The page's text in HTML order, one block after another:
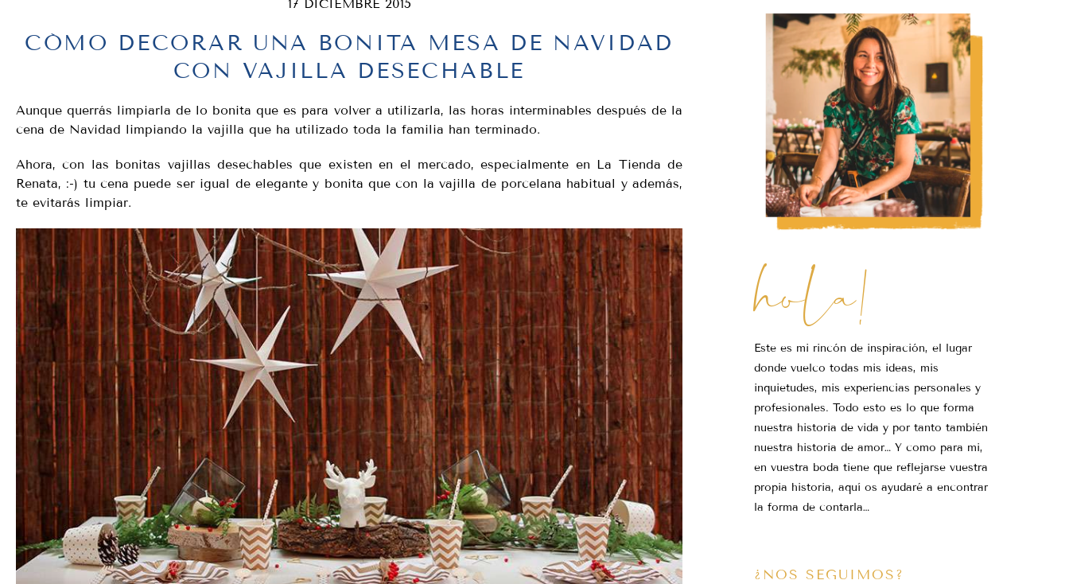
17 DICIEMBRE 2015
CÓMO DECORAR UNA BONITA MESA DE NAVIDAD
CON VAJILLA DESECHABLE
Aunque querrás limpiarla de lo bonita que es para volver a utilizarla, las horas interminables después de la
cena de Navidad limpiando la vajilla que ha utilizado toda la familia han terminado.
Ahora, con las bonitas vajillas desechables que existen en el mercado, especialmente en La Tienda de
Renata, :-) tu cena puede ser igual de elegante y bonita que con la vajilla de porcelana habitual y además,
te evitarás limpiar.
hola!
Este es mi rincón de inspiración, el lugar
donde vuelco todas mis ideas, mis
inquietudes, mis experiencias personales y
profesionales. Todo esto es lo que forma
nuestra historia de vida y por tanto también
nuestra historia de amor… Y como para mi,
en vuestra boda tiene que reflejarse vuestra
propia historia, aquí os ayudaré a encontrar
la forma de contarla…
¿NOS SEGUIMOS?